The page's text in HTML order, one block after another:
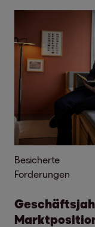
Besicherte
Forderungen